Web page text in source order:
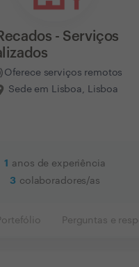
- Serviços
Oferece serviços remotos
Sede em Lisboa, Lisboa
1
anos de experiência
3 colaboradores/as
Perguntas e